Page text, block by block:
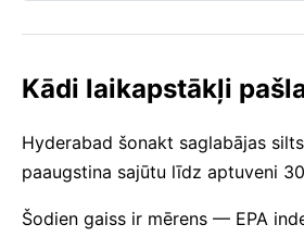
Kādi laikapstākļi
Hyderabad šonakt saglabājas
paaugstina sajūtu līdz aptuveni
Šodien gaiss ir mērens — EPA